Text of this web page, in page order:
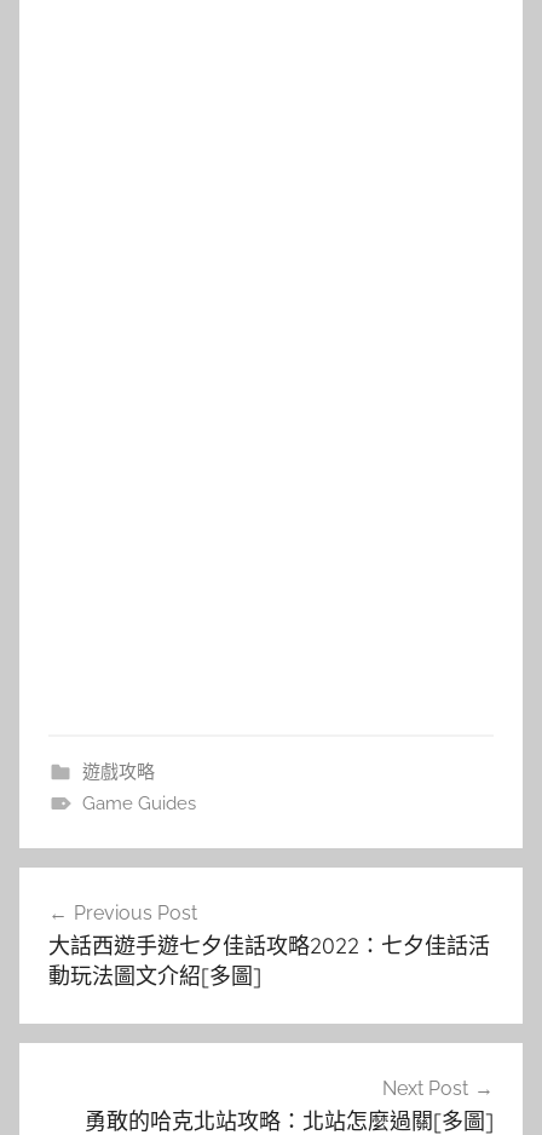
遊戲攻略
Game Guides
導
覽
Previous Post
大話西遊手遊七夕佳話攻略2022：七夕佳話活
動玩法圖文介紹[多圖]
Next Post
勇敢的哈克北站攻略：北站怎麼過關[多圖]